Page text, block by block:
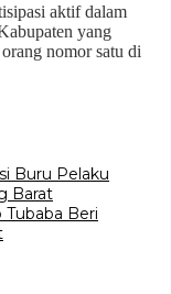
aktif dalam
yang
nomor satu di
Buru Pelaku
Barat
Beri